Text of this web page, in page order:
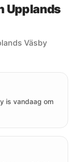
Upplands
Väsby
is vandaag om